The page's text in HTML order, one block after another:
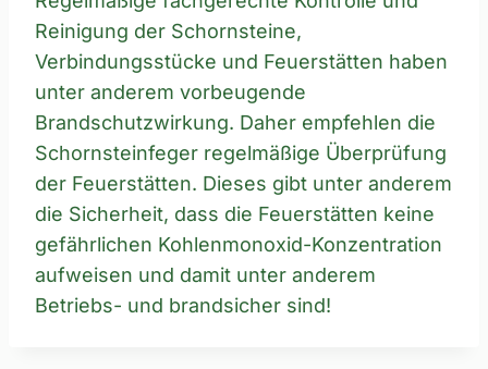
Reinigung der Schornsteine,
Verbindungsstücke und Feuerstätten haben
unter anderem vorbeugende
Brandschutzwirkung. Daher empfehlen die
Schornsteinfeger regelmäßige Überprüfung
der Feuerstätten. Dieses gibt unter anderem
die Sicherheit, dass die Feuerstätten keine
gefährlichen Kohlenmonoxid-Konzentration
aufweisen und damit unter anderem
Betriebs- und brandsicher sind!